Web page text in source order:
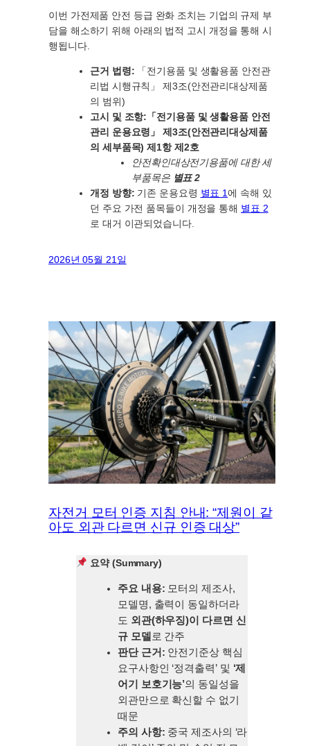
이번 가전제품 안전 등급 완화 조치는 기업의 규제 부
담을 해소하기 위해 아래의 법적 고시 개정을 통해 시
행됩니다.
근거 법령: 「전기용품 및 생활용품 안전관
리법 시행규칙」 제3조(안전관리대상제품
의 범위)
고시 및 조항: 「전기용품 및 생활용품 안전
관리 운용요령」 제3조(안전관리대상제품
의 세부품목) 제1항 제2호
안전확인대상전기용품에 대한 세
부품목은 별표 2
개정 방향: 기존 운용요령 별표 1에 속해 있
던 주요 가전 품목들이 개정을 통해 별표 2
로 대거 이관되었습니다.
2026년 05월 21일
자전거 모터 인증 지침 안내: “제원이 같
아도 외관 다르면 신규 인증 대상”
요약 (Summary)
주요 내용: 모터의 제조사,
모델명, 출력이 동일하더라
도 외관(하우징)이 다르면 신
규 모델 로 간주
판단 근거: 안전기준상 핵심
요구사항인 ‘정격출력’ 및 ‘제
어기 보호기능’의 동일성을
외관만으로 확신할 수 없기
때문
주의 사항: 중국 제조사의 ‘라